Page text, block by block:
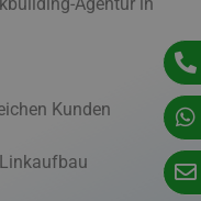
Kunden